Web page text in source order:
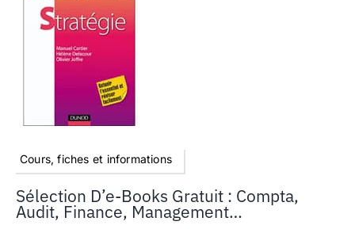
Cours, fiches et informations
Sélection D’e-Books Gratuit : Compta,
Audit, Finance, Management…